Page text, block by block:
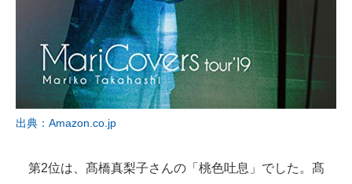
出典：Amazon.co.jp
第2位は、髙橋真梨子さんの「桃色吐息」でした。髙